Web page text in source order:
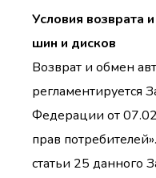
Условия возврата
шин и дисков
Возврат и обмен
регламентируется
Федерации от
прав
статьи 25 данного